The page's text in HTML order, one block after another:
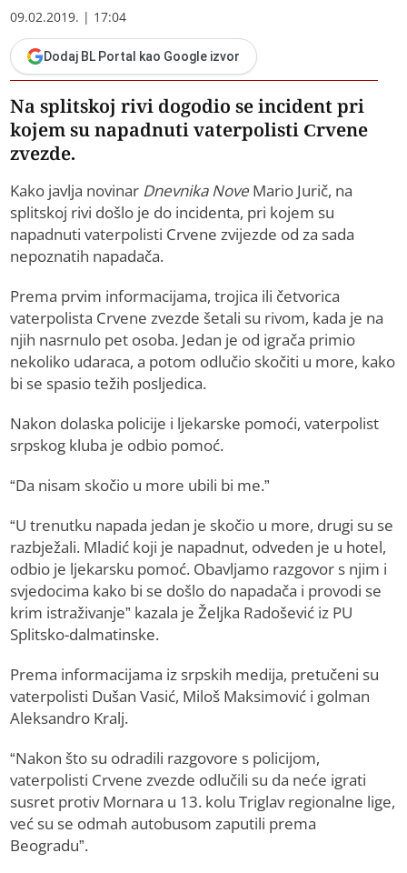
09.02.2019. | 17:04
Dodaj BL Portal kao Google izvor
Na splitskoj rivi dogodio se incident pri
kojem su napadnuti vaterpolisti Crvene
zvezde.
Kako javlja novinar Dnevnika Nove Mario Jurič, na
splitskoj rivi došlo je do incidenta, pri kojem su
napadnuti vaterpolisti Crvene zvijezde od za sada
nepoznatih napadača.
Prema prvim informacijama, trojica ili četvorica
vaterpolista Crvene zvezde šetali su rivom, kada je na
njih nasrnulo pet osoba. Jedan je od igrača primio
nekoliko udaraca, a potom odlučio skočiti u more, kako
bi se spasio težih posljedica.
Nakon dolaska policije i ljekarske pomoći, vaterpolist
srpskog kluba je odbio pomoć.
“Da nisam skočio u more ubili bi me.”
“U trenutku napada jedan je skočio u more, drugi su se
razbježali. Mladić koji je napadnut, odveden je u hotel,
odbio je ljekarsku pomoć. Obavljamo razgovor s njim i
svjedocima kako bi se došlo do napadača i provodi se
krim istraživanje” kazala je Željka Radošević iz PU
Splitsko-dalmatinske.
Prema informacijama iz srpskih medija, pretučeni su
vaterpolisti Dušan Vasić, Miloš Maksimović i golman
Aleksandro Kralj.
“Nakon što su odradili razgovore s policijom,
vaterpolisti Crvene zvezde odlučili su da neće igrati
susret protiv Mornara u 13. kolu Triglav regionalne lige,
već su se odmah autobusom zaputili prema
Beogradu”.